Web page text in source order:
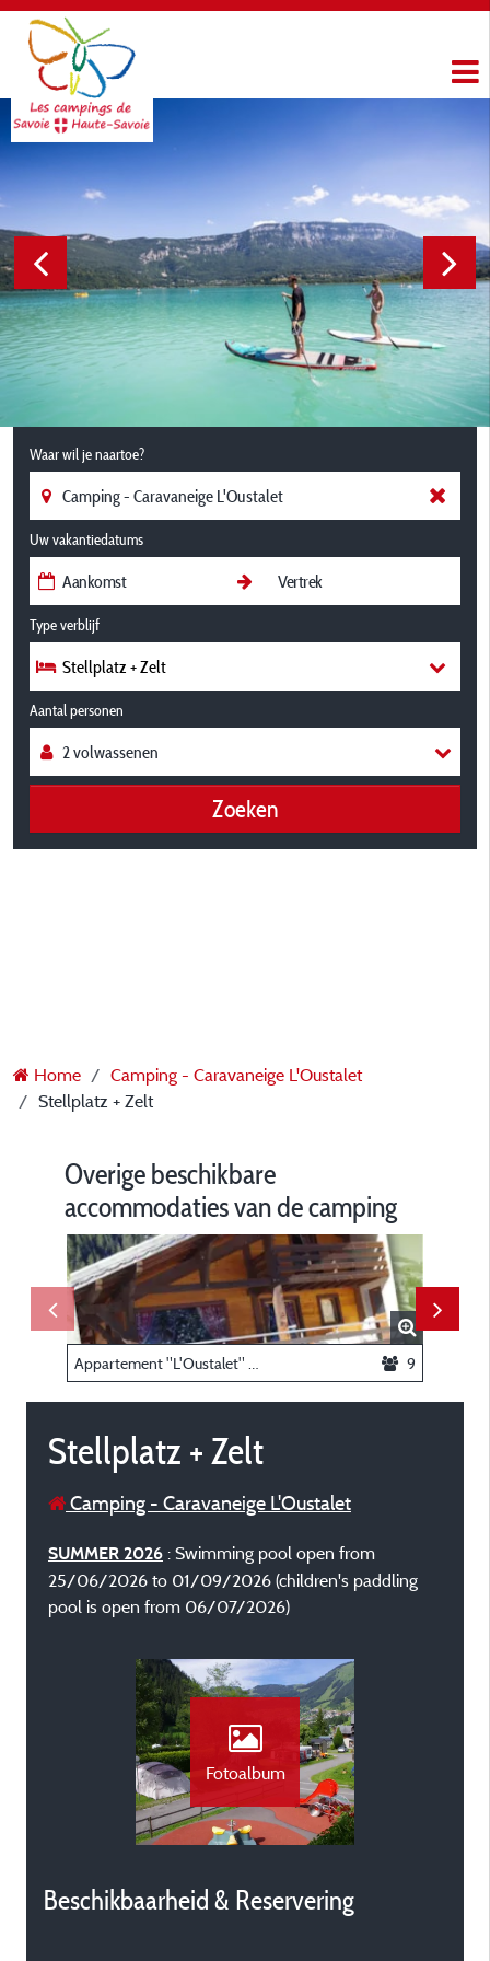
Waar wil je naartoe?
Uw vakantiedatums
Type verblijf
Stellplatz + Zelt
Aantal personen
Zoeken
Home
Camping - Caravaneige L'Oustalet
Stellplatz + Zelt
Overige beschikbare
accommodaties van de camping
9
Stellplatz + Zelt
Camping - Caravaneige L'Oustalet
SUMMER 2026 : Swimming pool open from
25/06/2026 to 01/09/2026 (children's paddling
pool is open from 06/07/2026)
Fotoalbum
Beschikbaarheid & Reservering